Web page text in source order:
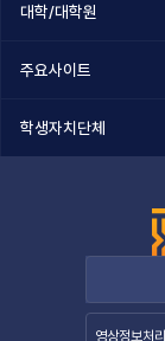
대학/대학원
주요사이트
학생자치단체
영상정보처